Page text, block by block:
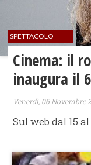
SPETTACOLO
Cinema: il
inaugura il
Venerdì, 06 Novembre
Sul web dal 15